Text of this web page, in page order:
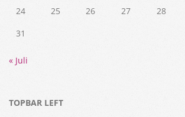
24
25 26 27 28
31
« Juli
TOPBAR LEFT